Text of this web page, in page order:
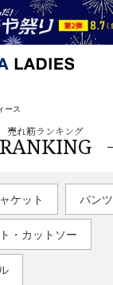
ース
売れ筋ランキング
RANKING
ケット パンツ
・カットソー